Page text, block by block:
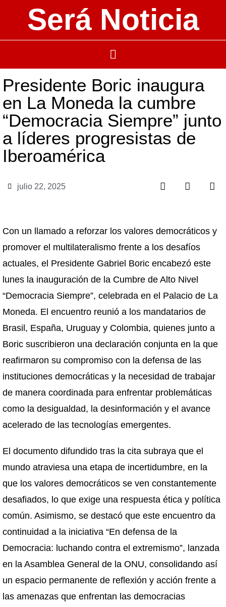
Será Noticia
Presidente Boric inaugura
en La Moneda la cumbre
“Democracia Siempre” junto
a líderes progresistas de
Iberoamérica
julio 22, 2025
Con un llamado a reforzar los valores democráticos y
promover el multilateralismo frente a los desafíos
actuales, el Presidente Gabriel Boric encabezó este
lunes la inauguración de la Cumbre de Alto Nivel
“Democracia Siempre”, celebrada en el Palacio de La
Moneda. El encuentro reunió a los mandatarios de
Brasil, España, Uruguay y Colombia, quienes junto a
Boric suscribieron una declaración conjunta en la que
reafirmaron su compromiso con la defensa de las
instituciones democráticas y la necesidad de trabajar
de manera coordinada para enfrentar problemáticas
como la desigualdad, la desinformación y el avance
acelerado de las tecnologías emergentes.
El documento difundido tras la cita subraya que el
mundo atraviesa una etapa de incertidumbre, en la
que los valores democráticos se ven constantemente
desafiados, lo que exige una respuesta ética y política
común. Asimismo, se destacó que este encuentro da
continuidad a la iniciativa “En defensa de la
Democracia: luchando contra el extremismo”, lanzada
en la Asamblea General de la ONU, consolidando así
un espacio permanente de reflexión y acción frente a
las amenazas que enfrentan las democracias